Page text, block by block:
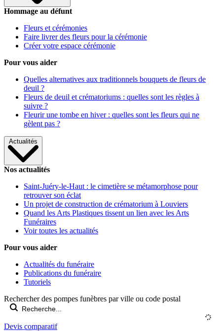
Hommage au défunt
Fleurs et cérémonies
Faire livrer des fleurs pour la cérémonie
Créer votre espace cérémonie
Pour vous aider
Quelles alternatives aux traditionnels bouquets de fleurs de
deuil ?
Fleurs de deuil et crématoriums : quelles sont les règles à
suivre ?
Fleurir une tombe en hiver : quelles sont les fleurs qui ne
gèlent pas ?
Actualités
Nos actualités
Saint-Juéry-le-Haut : le cimetière se métamorphose pour
retrouver son éclat
Un projet de construction de crématorium à Louviers
Quand les Arts Plastiques tissent un lien avec les Arts
Funéraires
Voir toutes les actualités
Pour vous aider
Actualités du funéraire
Publications du funéraire
Tutoriels
Rechercher des pompes funèbres par ville ou code postal
Devis comparatif